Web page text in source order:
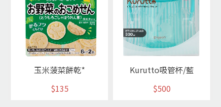
玉米菠菜餅乾*
$135
Kurutto吸管杯/藍
$500